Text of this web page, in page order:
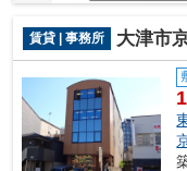
賃貸 | 事務所 大津市